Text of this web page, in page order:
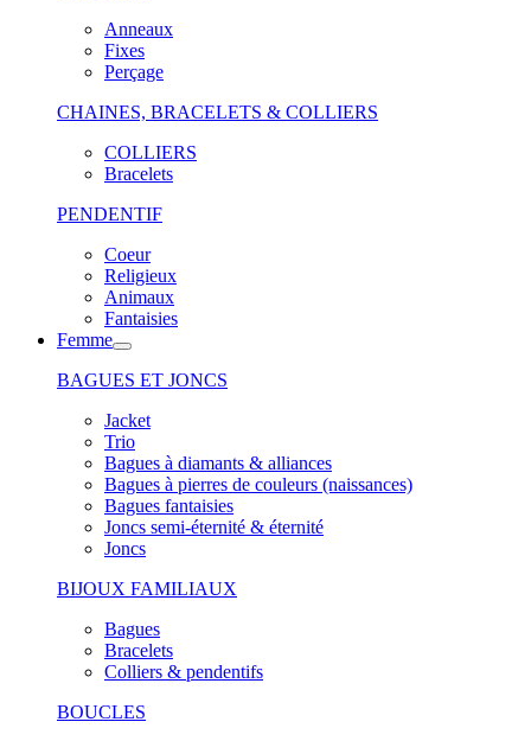
Anneaux
Fixes
Perçage
CHAINES, BRACELETS & COLLIERS
COLLIERS
Bracelets
PENDENTIF
Coeur
Religieux
Animaux
Fantaisies
Femme
BAGUES ET JONCS
Jacket
Trio
Bagues à diamants & alliances
Bagues à pierres de couleurs (naissances)
Bagues fantaisies
Joncs semi-éternité & éternité
Joncs
BIJOUX FAMILIAUX
Bagues
Bracelets
Colliers & pendentifs
BOUCLES